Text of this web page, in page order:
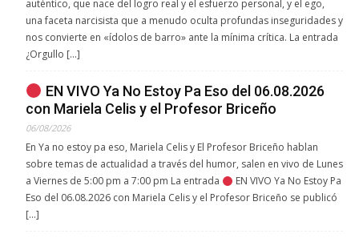
auténtico, que nace del logro real y el esfuerzo personal, y el ego,
una faceta narcisista que a menudo oculta profundas inseguridades y
nos convierte en «ídolos de barro» ante la mínima crítica. La entrada
¿Orgullo […]
EN VIVO Ya No Estoy Pa Eso del 06.08.2026
con Mariela Celis y el Profesor Briceño
06/08/2026
En Ya no estoy pa eso, Mariela Celis y El Profesor Briceño hablan
sobre temas de actualidad a través del humor, salen en vivo de Lunes
a Viernes de 5:00 pm a 7:00 pm La entrada
EN VIVO Ya No Estoy Pa
Eso del 06.08.2026 con Mariela Celis y el Profesor Briceño se publicó
[…]